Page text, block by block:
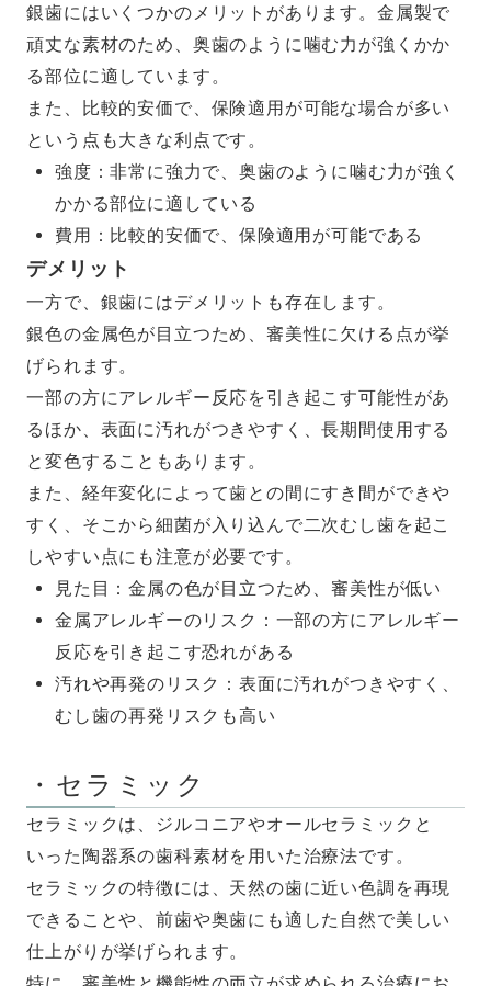
銀歯にはいくつかのメリットがあります。金属製で
頑丈な素材のため、奥歯のように噛む力が強くかか
る部位に適しています。
また、比較的安価で、保険適用が可能な場合が多い
という点も大きな利点です。
強度：非常に強力で、奥歯のように噛む力が強く
かかる部位に適している
費用：比較的安価で、保険適用が可能である
デメリット
一方で、銀歯にはデメリットも存在します。
銀色の金属色が目立つため、審美性に欠ける点が挙
げられます。
一部の方にアレルギー反応を引き起こす可能性があ
るほか、表面に汚れがつきやすく、長期間使用する
と変色することもあります。
また、経年変化によって歯との間にすき間ができや
すく、そこから細菌が入り込んで二次むし歯を起こ
しやすい点にも注意が必要です。
見た目：金属の色が目立つため、審美性が低い
金属アレルギーのリスク：一部の方にアレルギー
反応を引き起こす恐れがある
汚れや再発のリスク：表面に汚れがつきやすく、
むし歯の再発リスクも高い
・セラミック
セラミックは、ジルコニアやオールセラミックと
いった陶器系の歯科素材を用いた治療法です。
セラミックの特徴には、天然の歯に近い色調を再現
できることや、前歯や奥歯にも適した自然で美しい
仕上がりが挙げられます。